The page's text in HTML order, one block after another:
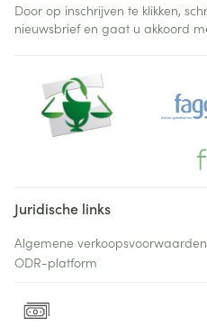
Door op inschrijven te klikken,
nieuwsbrief en gaat u akkoord
Juridische links
Algemene verkoopsvoorwaarden
ODR-platform